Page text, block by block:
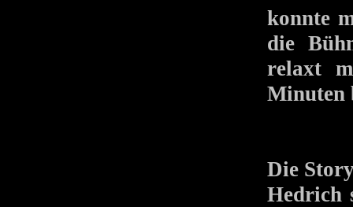
konnte
die
relaxt
Minuten
Die
Hedrich